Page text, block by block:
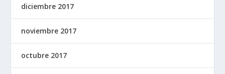
diciembre 2017
noviembre 2017
octubre 2017